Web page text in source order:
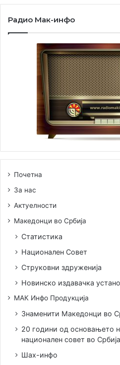
Радио Мак-инфо
Почетна
За нас
Актуелности
Македонци во Србија
Статистика
Национален Совет
Струковни здруженија
Новинско издавачка
МАК Инфо Продукција
Знаменити Македонци во
20 години од основањето
национален совет во Србија
Шах-инфо